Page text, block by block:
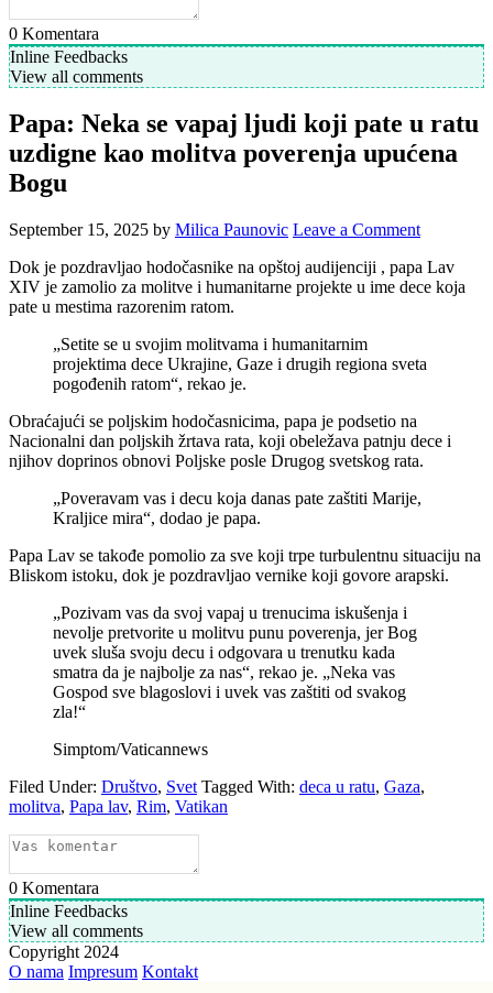
0 Komentara
Inline Feedbacks
View all comments
Papa: Neka se vapaj ljudi koji pate u ratu
uzdigne kao molitva poverenja upućena
Bogu
September 15, 2025 by Milica Paunovic Leave a Comment
Dok je pozdravljao hodočasnike na opštoj audijenciji , papa Lav
XIV je zamolio za molitve i humanitarne projekte u ime dece koja
pate u mestima razorenim ratom.
„Setite se u svojim molitvama i humanitarnim
projektima dece Ukrajine, Gaze i drugih regiona sveta
pogođenih ratom“, rekao je.
Obraćajući se poljskim hodočasnicima, papa je podsetio na
Nacionalni dan poljskih žrtava rata, koji obeležava patnju dece i
njihov doprinos obnovi Poljske posle Drugog svetskog rata.
„Poveravam vas i decu koja danas pate zaštiti Marije,
Kraljice mira“, dodao je papa.
Papa Lav se takođe pomolio za sve koji trpe turbulentnu situaciju na
Bliskom istoku, dok je pozdravljao vernike koji govore arapski.
„Pozivam vas da svoj vapaj u trenucima iskušenja i
nevolje pretvorite u molitvu punu poverenja, jer Bog
uvek sluša svoju decu i odgovara u trenutku kada
smatra da je najbolje za nas“, rekao je. „Neka vas
Gospod sve blagoslovi i uvek vas zaštiti od svakog
zla!“
Simptom/Vaticannews
Filed Under: Društvo, Svet Tagged With: deca u ratu, Gaza,
molitva, Papa lav, Rim, Vatikan
0 Komentara
Inline Feedbacks
View all comments
Copyright 2024
O nama Impresum Kontakt